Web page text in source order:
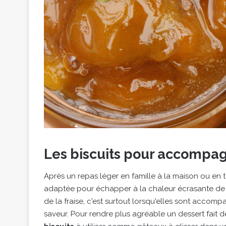
Les biscuits pour
Après un repas léger en famille à la maison ou
adaptée pour échapper à la chaleur écrasante
de la fraise, c'est surtout lorsqu'elles sont
saveur. Pour rendre plus agréable un dessert fait